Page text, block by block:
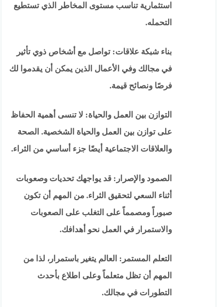
استثمارية تناسب مستوى المخاطر الذي تستطيع
التحمله.
بناء شبكة علاقات: تواصل مع أشخاص ذوي تأثير
في مجالك وفي الأعمال الذين يمكن أن يقدموا لك
فرصًا ونصائح قيمة.
التوازن بين العمل والحياة: لا تنسى أهمية الحفاظ
على توازن بين العمل والحياة الشخصية. الصحة
والعلاقات الاجتماعية أيضًا جزء أساسي من الثراء.
الصمود والإصرار: قد يواجهك تحديات وصعوبات
أثناء السعي لتحقيق الثراء. من المهم أن تكون
صبوراً ومصمماً على التغلب على الصعوبات
والاستمرار في العمل نحو أهدافك.
التعلم المستمر: العالم يتغير باستمرار، لذا من
المهم أن تظل متعلماً وعلى اطلاع بأحدث
التطورات في مجالك.